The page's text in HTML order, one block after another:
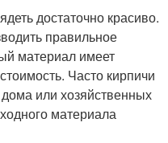
достаточно красиво.
правильное
материал имеет
Часто кирпичи
или хозяйственных
материала